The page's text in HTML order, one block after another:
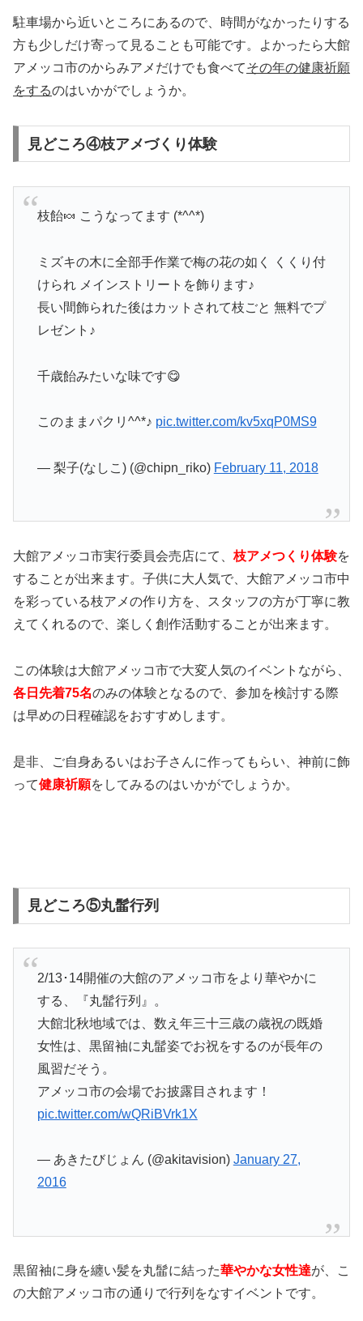
駐車場から近いところにあるので、時間がなかったりする
方も少しだけ寄って見ることも可能です。よかったら大館
アメッコ市のからみアメだけでも食べてその年の健康祈願
をするのはいかがでしょうか。
見どころ④枝アメづくり体験
枝飴🍬 こうなってます (*^^*)
ミズキの木に全部手作業で梅の花の如く くくり付
けられ メインストリートを飾ります♪
長い間飾られた後はカットされて枝ごと 無料でプ
レゼント♪
千歳飴みたいな味です😋
このままパクリ^^*♪ pic.twitter.com/kv5xqP0MS9
— 梨子(なしこ) (@chipn_riko) February 11, 2018
大館アメッコ市実行委員会売店にて、 枝アメつくり体験を
することが出来ます。子供に大人気で、大館アメッコ市中
を彩っている枝アメの作り方を、スタッフの方が丁寧に教
えてくれるので、楽しく創作活動することが出来ます。
この体験は大館アメッコ市で大変人気のイベントながら、
各日先着75名のみの体験となるので、参加を検討する際
は早めの日程確認をおすすめします。
是非、ご自身あるいはお子さんに作ってもらい、神前に飾
って健康祈願をしてみるのはいかがでしょうか。
見どころ⑤丸髷行列
2/13･14開催の大館のアメッコ市をより華やかに
する、『丸髷行列』。
大館北秋地域では、数え年三十三歳の歳祝の既婚
女性は、黒留袖に丸髷姿でお祝をするのが長年の
風習だそう。
アメッコ市の会場でお披露目されます！
pic.twitter.com/wQRiBVrk1X
— あきたびじょん (@akitavision) January 27,
2016
黒留袖に身を纏い髪を丸髷に結った華やかな女性達が、こ
の大館アメッコ市の通りで行列をなすイベントです。